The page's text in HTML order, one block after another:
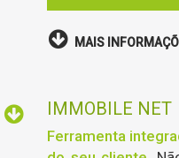
MAIS
IMMOBILE NET
Ferramenta